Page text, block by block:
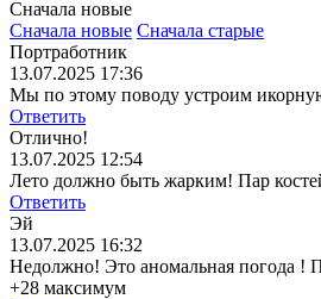
Сначала новые
Сначала новые Сначала старые
Портработник
13.07.2025 17:36
Мы по этому поводу устроим
Ответить
Отлично!
13.07.2025 12:54
Лето должно быть жарким! Пар
Ответить
Эй
13.07.2025 16:32
Недолжно! Это аномальная погода !
+28 максимум